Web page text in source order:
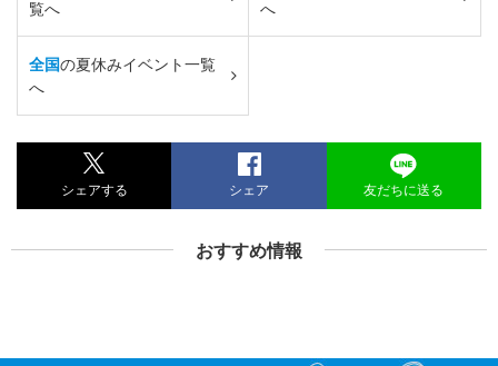
覧へ へ
全国の夏休みイベント一覧
へ
シェアする シェア 友だちに送る
おすすめ情報